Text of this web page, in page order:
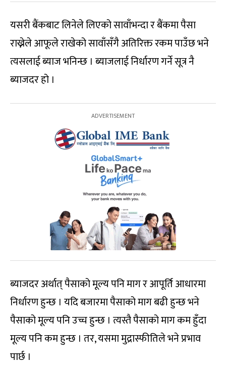
यसरी बैंकबाट लिनेले लिएको सावाँभन्दा र बैंकमा पैसा
राख्नेले आफूले राखेको सावाँसँगै अतिरिक्त रकम पाउँछ भने
त्यसलाई ब्याज भनिन्छ । ब्याजलाई निर्धारण गर्ने सूत्र नै
ब्याजदर हो ।
ब्याजदर अर्थात् पैसाको मूल्य पनि माग र आपूर्ति आधारमा
निर्धारण हुन्छ । यदि बजारमा पैसाको माग बढी हुन्छ भने
पैसाको मूल्य पनि उच्च हुन्छ । त्यस्तै पैसाको माग कम हुँदा
मूल्य पनि कम हुन्छ । तर, यसमा मुद्रास्फीतिले भने प्रभाव
पार्छ ।